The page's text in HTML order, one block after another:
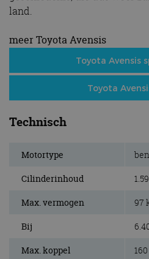
land.
meer Toyota Avensis
Toyota Avensis
Toyota
Technisch
Motortype
Cilinderinhoud
Max. vermogen 97
Bij
Max. koppel